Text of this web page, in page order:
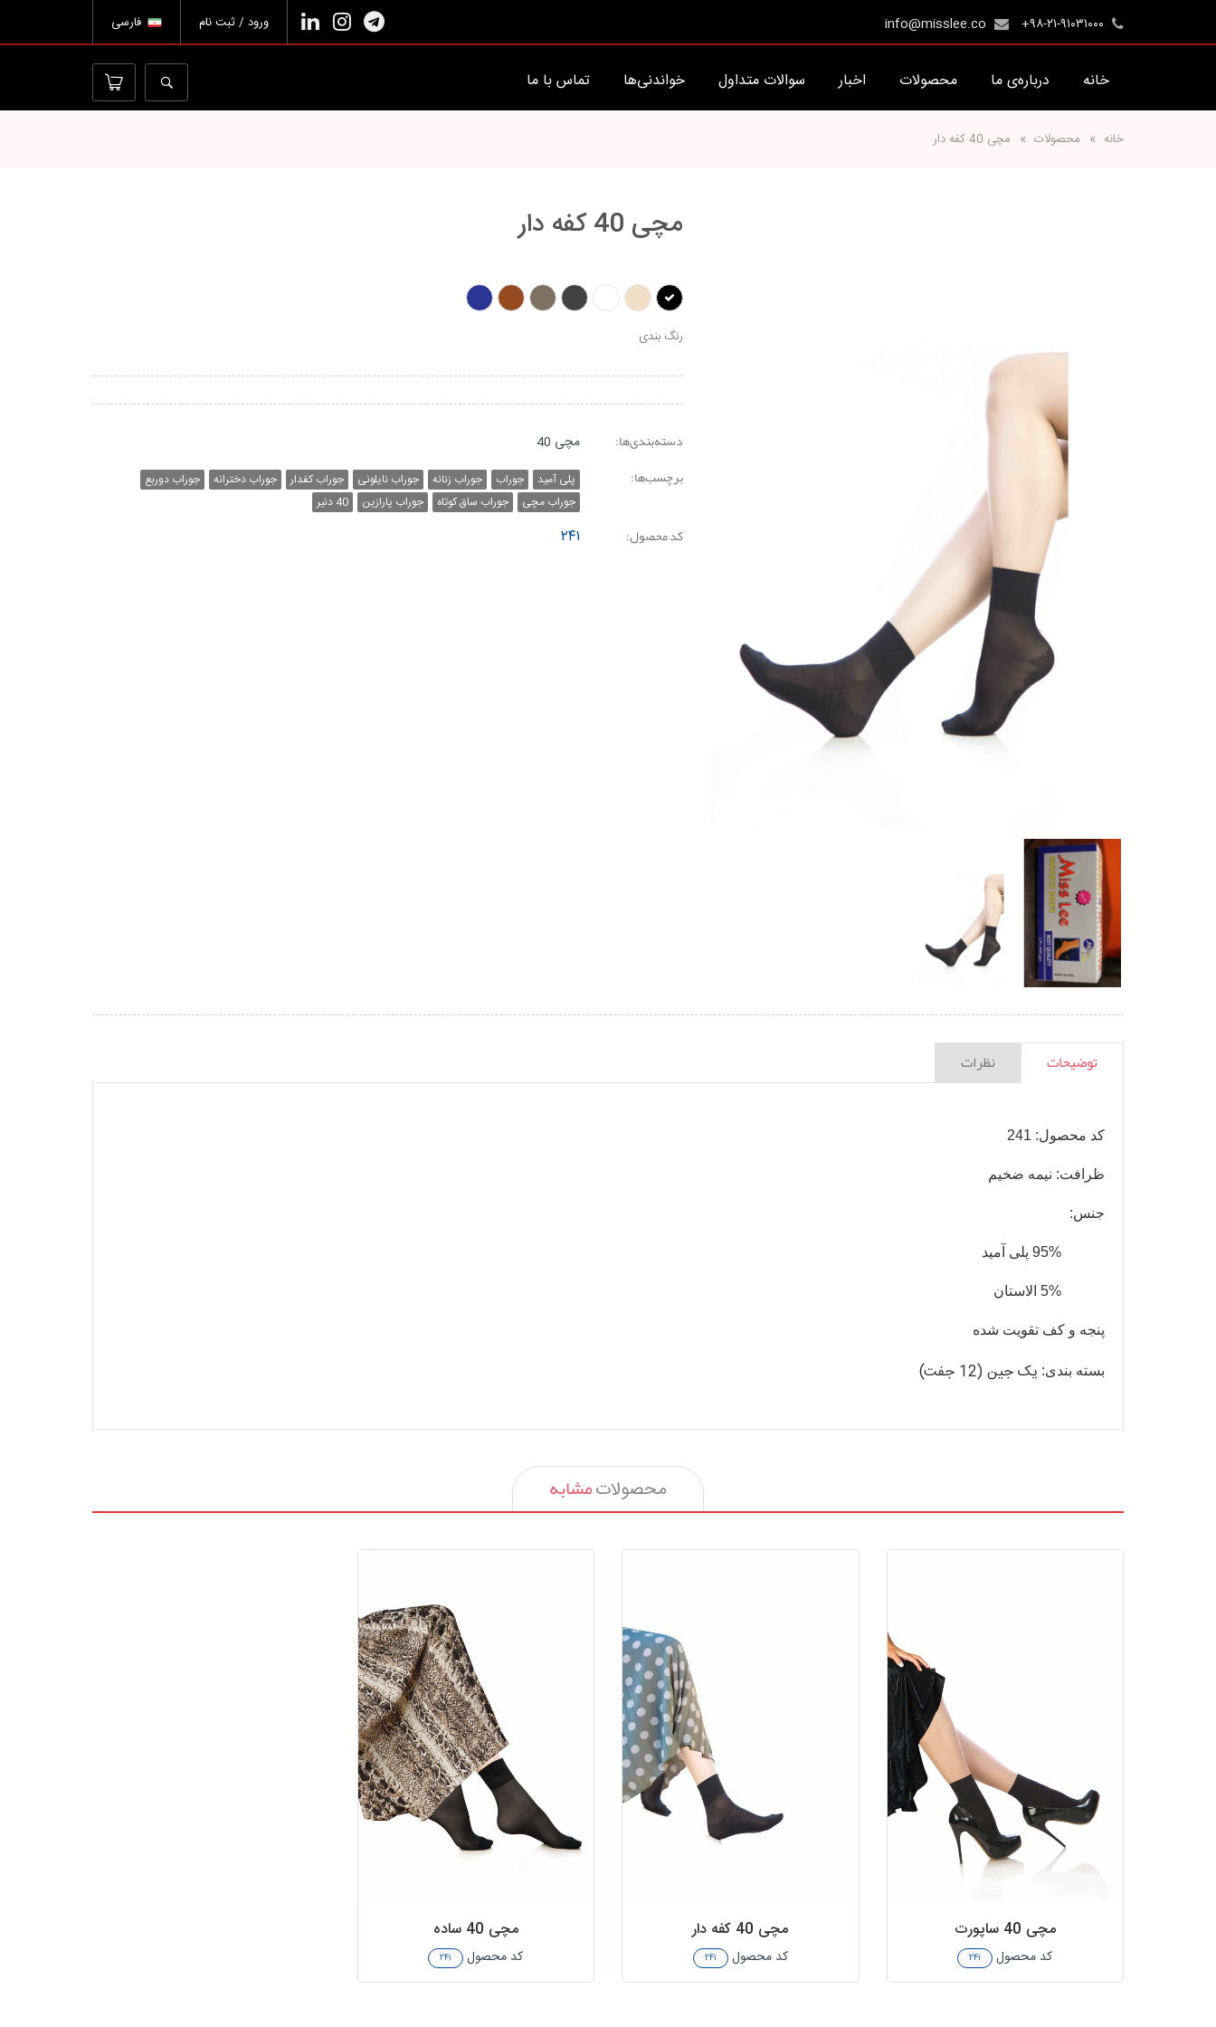
+۹۸-۲۱-۹۱۰۳۱۰۰۰ فارسی ورود / ثبت نام
خانه درباره‌ی ما محصولات اخبار سوالات متداول خواندنی‌ها تماس با ما
خانه محصولات مچی 40 کفه دار
مچی 40 کفه دار
رنگ بندی
دسته‌بندی‌ها: مچی 40
برچسب‌ها: پلی آمید جوراب جوراب زنانه جوراب نایلونی جوراب کفدار جوراب دخترانه
جوراب دوربع
جوراب مچی
جوراب ساق کوتاه جوراب پارازین 40 دنیر
کد محصول: ۲۴۱
توضیحات نظرات
کد محصول: 241
ظرافت: نیمه ضخیم
جنس:
95% پلی آمید
5% الاستان
پنجه و کف تقویت شده
بسته بندی: یک جین (12 جفت)
محصولاتمشابه
مچی 40 ساپورت
کد محصول ۲۴۱
مچی 40 کفه دار
کد محصول ۲۴۱
مچی 40 ساده
کد محصول ۲۴۱